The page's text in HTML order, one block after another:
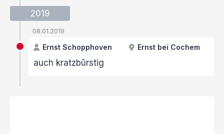
2019
08.01.2019
Ernst Schopphoven Ernst bei Cochem
auch kratzbūrstig